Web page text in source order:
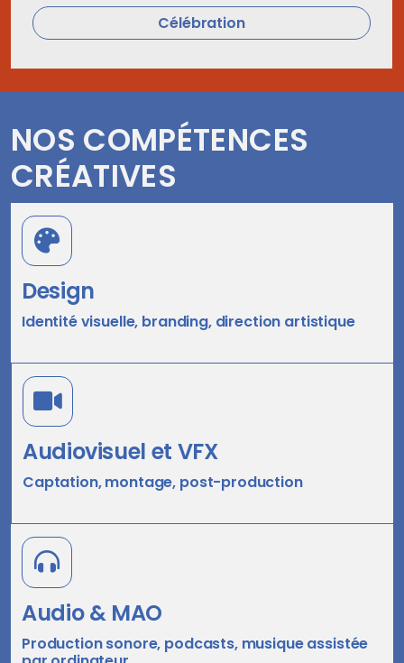
Célébration
NOS COMPÉTENCES
CRÉATIVES
Design
Identité visuelle, branding, direction artistique
Audiovisuel et VFX
Captation, montage, post-production
Audio & MAO
Production sonore, podcasts, musique assistée